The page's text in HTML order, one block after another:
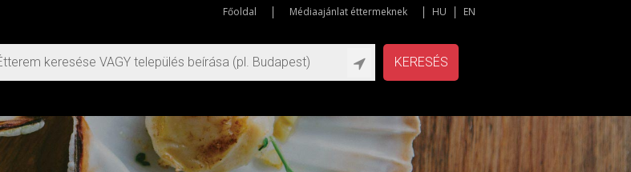
Főoldal Médiaajánlat éttermeknek HU EN
KERESÉS